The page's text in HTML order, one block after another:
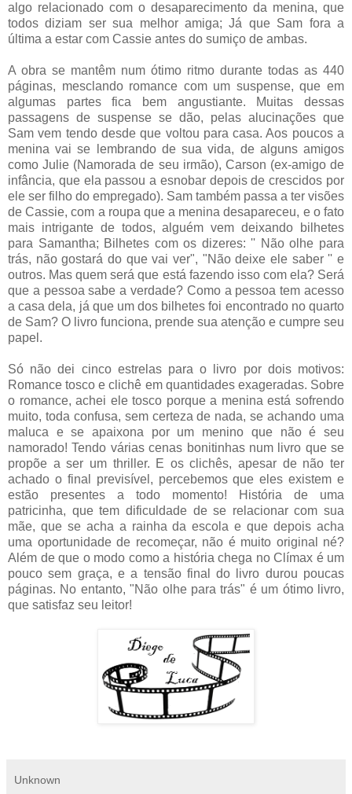
algo relacionado com o desaparecimento da menina, que
todos diziam ser sua melhor amiga; Já que Sam fora a
última a estar com Cassie antes do sumiço de ambas.
A obra se mantêm num ótimo ritmo durante todas as 440
páginas, mesclando romance com um suspense, que em
algumas partes fica bem angustiante. Muitas dessas
passagens de suspense se dão, pelas alucinações que
Sam vem tendo desde que voltou para casa. Aos poucos a
menina vai se lembrando de sua vida, de alguns amigos
como Julie (Namorada de seu irmão), Carson (ex-amigo de
infância, que ela passou a esnobar depois de crescidos por
ele ser filho do empregado). Sam também passa a ter visões
de Cassie, com a roupa que a menina desapareceu, e o fato
mais intrigante de todos, alguém vem deixando bilhetes
para Samantha; Bilhetes com os dizeres: '' Não olhe para
trás, não gostará do que vai ver", "Não deixe ele saber '' e
outros. Mas quem será que está fazendo isso com ela? Será
que a pessoa sabe a verdade? Como a pessoa tem acesso
a casa dela, já que um dos bilhetes foi encontrado no quarto
de Sam? O livro funciona, prende sua atenção e cumpre seu
papel.
Só não dei cinco estrelas para o livro por dois motivos:
Romance tosco e clichê em quantidades exageradas. Sobre
o romance, achei ele tosco porque a menina está sofrendo
muito, toda confusa, sem certeza de nada, se achando uma
maluca e se apaixona por um menino que não é seu
namorado! Tendo várias cenas bonitinhas num livro que se
propõe a ser um thriller. E os clichês, apesar de não ter
achado o final previsível, percebemos que eles existem e
estão presentes a todo momento! História de uma
patricinha, que tem dificuldade de se relacionar com sua
mãe, que se acha a rainha da escola e que depois acha
uma oportunidade de recomeçar, não é muito original né?
Além de que o modo como a história chega no Clímax é um
pouco sem graça, e a tensão final do livro durou poucas
páginas. No entanto, "Não olhe para trás" é um ótimo livro,
que satisfaz seu leitor!
Unknown